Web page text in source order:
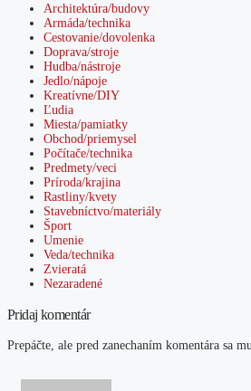
Architektúra/budovy
Armáda/technika
Cestovanie/dovolenka
Doprava/stroje
Hudba/nástroje
Jedlo/nápoje
Kreatívne/DIY
Ľudia
Miesta/pamiatky
Obchod/priemysel
Počítače/technika
Predmety/veci
Príroda/krajina
Rastliny/kvety
Stavebníctvo/materiály
Šport
Umenie
Veda/technika
Zvieratá
Nezaradené
Pridaj komentár
Prepáčte, ale pred zanechaním komentára sa